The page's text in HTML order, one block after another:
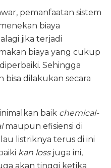
pemanfaatan sistem
biaya
jika terjadi
biaya yang cukup
Sehingga
bisa dilakukan secara
baik chemical-
maupun efisiensi di
listriknya terus di ini
kan lossjuga ini,
akan tinggi ketika